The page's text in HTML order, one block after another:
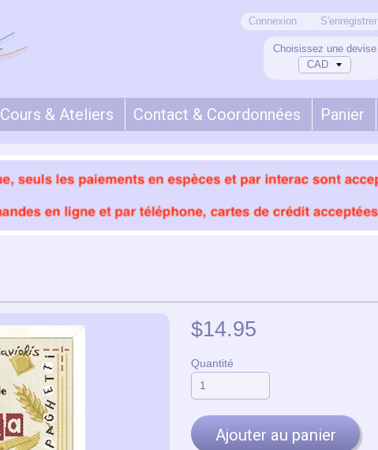
Choisissez une devise
Connexion S'enregistrer
Cours & Ateliers Contact & Coordonnées Panier
$14.95
Quantité
Ajouter au panier